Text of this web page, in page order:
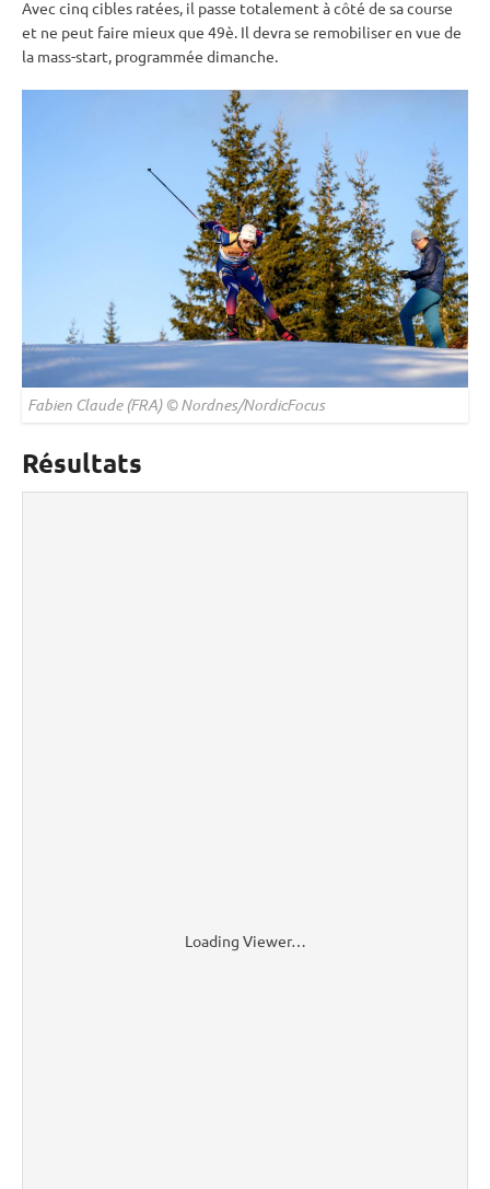
Avec cinq cibles ratées, il passe totalement à côté de sa course
et ne peut faire mieux que 49è. Il devra se remobiliser en vue de
la mass-start, programmée dimanche.
Fabien Claude (FRA) © Nordnes/NordicFocus
Résultats
Loading Viewer…